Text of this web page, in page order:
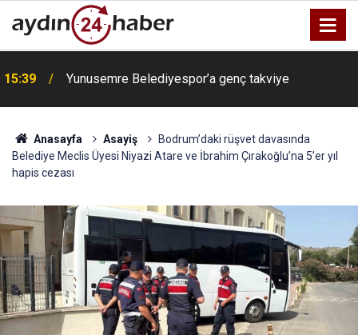
15:39 Yunusemre Belediyespor’a genç takviye
Anasayfa Asayiş
Bodrum’daki rüşvet davasında
Belediye Meclis Üyesi Niyazi Atare ve İbrahim Çırakoğlu’na 5’er yıl
hapis cezası